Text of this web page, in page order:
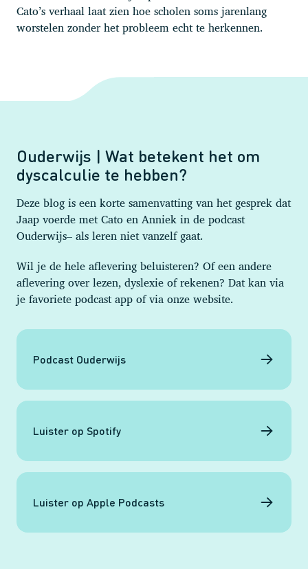
Cato’s verhaal laat zien hoe scholen soms jarenlang
worstelen zonder het probleem echt te herkennen.
Ouderwijs | Wat betekent het om
dyscalculie te hebben?
Deze blog is een korte samenvatting van het gesprek dat
Jaap voerde met Cato en Anniek in de podcast
Ouderwijs– als leren niet vanzelf gaat.
Wil je de hele aflevering beluisteren? Of een andere
aflevering over lezen, dyslexie of rekenen? Dat kan via
je favoriete podcast app of via onze website.
Podcast Ouderwijs
Luister op Spotify
Luister op Apple Podcasts